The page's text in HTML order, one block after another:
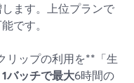
ます。上位プランで
です。
リップの利用を**「生
バッチで最大6時間の